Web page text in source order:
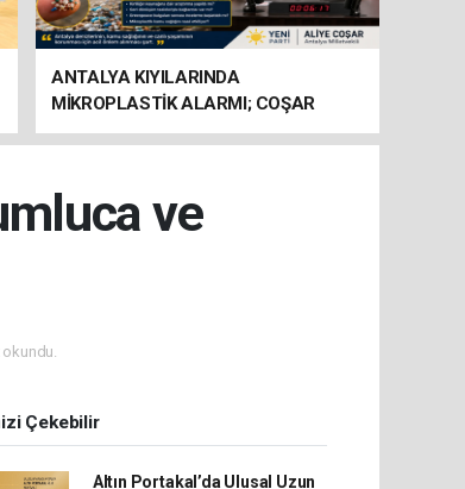
ANTALYA KIYILARINDA
MİKROPLASTİK ALARMI; COŞAR
BAKANLIĞA HAREKETE GEÇİN
ve
Çekebilir
Altın Portakal’da Ulusal Uzun